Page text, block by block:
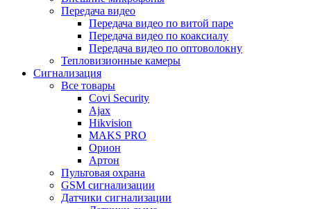
Передача видео
Передача видео по витой паре
Передача видео по коаксиалу
Передача видео по оптоволокну
Тепловизионные камеры
Сигнализация
Все товары
Covi Security
Ajax
Hikvision
MAKS PRO
Орион
Артон
Пультовая охрана
GSM сигнализации
Датчики сигнализации